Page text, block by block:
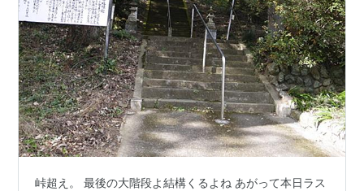
峠超え。 最後の大階段よ結構くるよね あがって本日ラス